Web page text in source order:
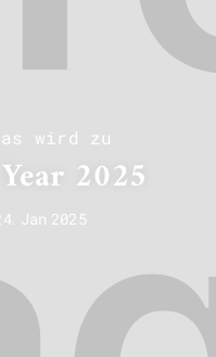
wird zu
2025
. Jan 2025